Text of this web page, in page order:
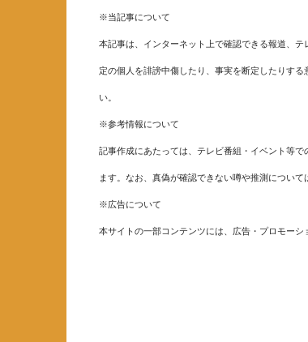
※当記事について
本記事は、インターネット上で確認できる報道、
定の個人を誹謗中傷したり、事実を断定したりす
い。
※参考情報について
記事作成にあたっては、テレビ番組・イベント等
ます。なお、真偽が確認できない噂や推測について
※広告について
本サイトの一部コンテンツには、広告・プロモーシ